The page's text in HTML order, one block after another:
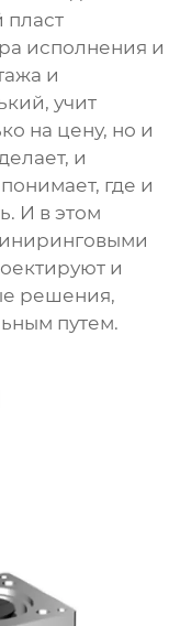
пласт
исполнения и
и
учит
на цену, но и
и
где и
И в этом
и
решения,
путем.